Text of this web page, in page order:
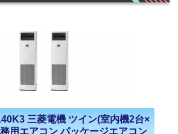
三菱電機 ツイン(室内機2台×
用エアコン パッケージエアコン